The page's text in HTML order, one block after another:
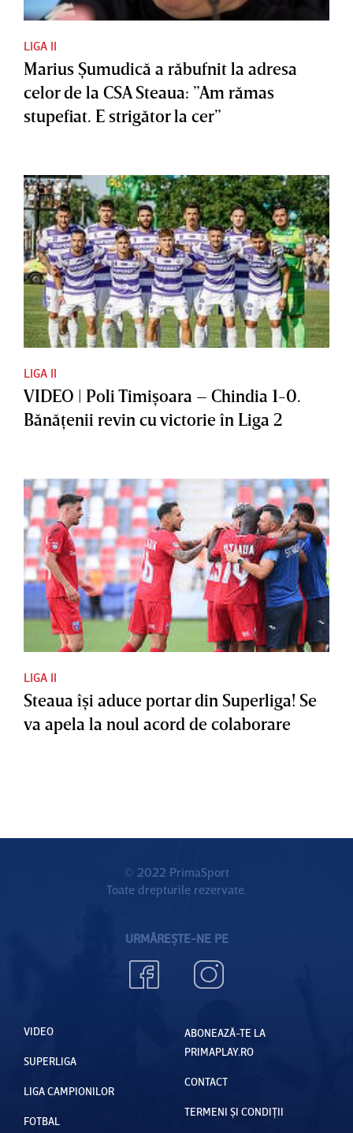
LIGA II
Marius Şumudică a răbufnit la adresa
celor de la CSA Steaua: ”Am rămas
stupefiat. E strigător la cer”
LIGA II
VIDEO | Poli Timişoara – Chindia 1-0.
Bănăţenii revin cu victorie în Liga 2
LIGA II
Steaua îşi aduce portar din Superliga! Se
va apela la noul acord de colaborare
© 2022 PrimaSport
Toate drepturile rezervate.
URMĂREȘTE-NE PE
VIDEO
SUPERLIGA
LIGA CAMPIONILOR
FOTBAL
ABONEAZĂ-TE LA
PRIMAPLAY.RO
CONTACT
TERMENI ȘI CONDIȚII